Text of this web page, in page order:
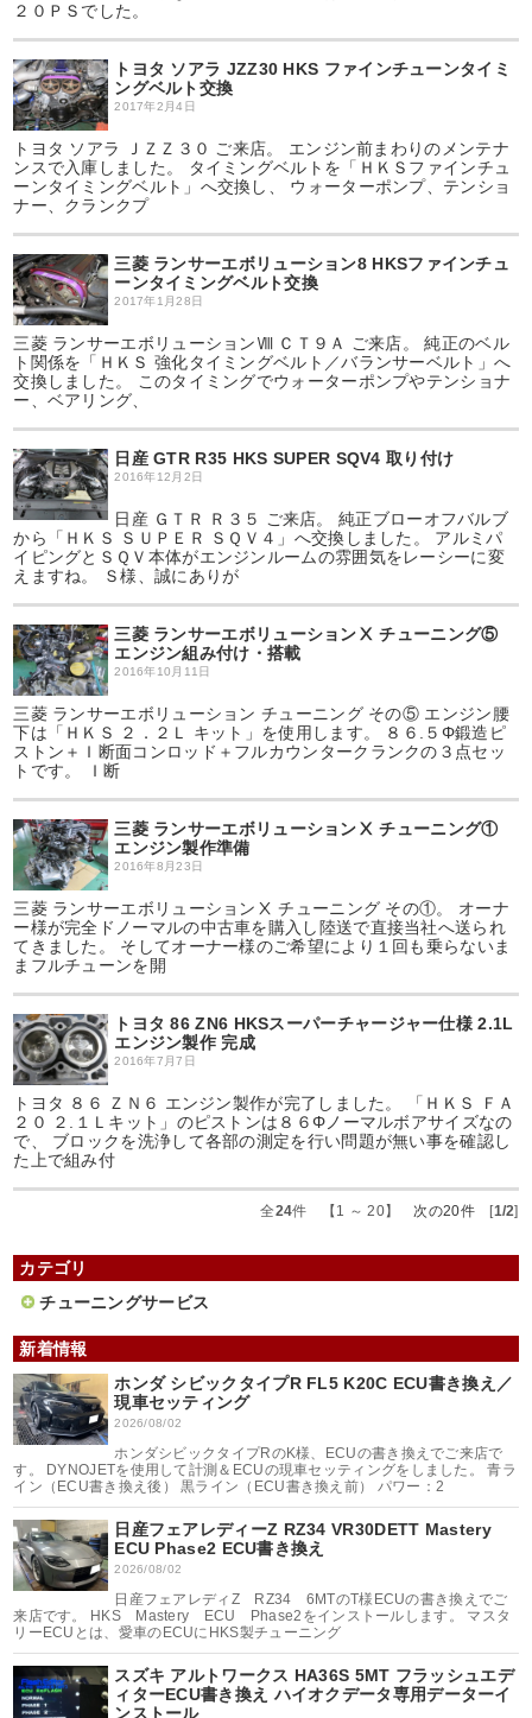
２０ＰＳでした。
トヨタ ソアラ JZZ30 HKS ファインチューンタイミ
ングベルト交換
2017年2月4日
トヨタ ソアラ ＪＺＺ３０ ご来店。 エンジン前まわりのメンテナ
ンスで入庫しました。 タイミングベルトを「ＨＫＳファインチュ
ーンタイミングベルト」へ交換し、 ウォーターポンプ、テンショ
ナー、クランクプ
三菱 ランサーエボリューション8 HKSファインチュ
ーンタイミングベルト交換
2017年1月28日
三菱 ランサーエボリューションⅧ ＣＴ９Ａ ご来店。 純正のベル
ト関係を「ＨＫＳ 強化タイミングベルト／バランサーベルト」へ
交換しました。 このタイミングでウォーターポンプやテンショナ
ー、ベアリング、
日産 GTR R35 HKS SUPER SQV4 取り付け
2016年12月2日
日産 ＧＴＲ Ｒ３５ ご来店。 純正ブローオフバルブ
から「ＨＫＳ ＳＵＰＥＲ ＳＱＶ４」へ交換しました。 アルミパ
イピングとＳＱＶ本体がエンジンルームの雰囲気をレーシーに変
えますね。 Ｓ様、誠にありが
三菱 ランサーエボリューションⅩ チューニング⑤
エンジン組み付け・搭載
2016年10月11日
三菱 ランサーエボリューション チューニング その⑤ エンジン腰
下は「ＨＫＳ ２．２Ｌ キット」を使用します。 ８６.５Φ鍛造ピ
ストン＋Ｉ断面コンロッド＋フルカウンタークランクの３点セッ
トです。 Ｉ断
三菱 ランサーエボリューションⅩ チューニング①
エンジン製作準備
2016年8月23日
三菱 ランサーエボリューションⅩ チューニング その①。 オーナ
ー様が完全ドノーマルの中古車を購入し陸送で直接当社へ送られ
てきました。 そしてオーナー様のご希望により１回も乗らないま
まフルチューンを開
トヨタ 86 ZN6 HKSスーパーチャージャー仕様 2.1L
エンジン製作 完成
2016年7月7日
トヨタ ８６ ＺＮ６ エンジン製作が完了しました。 「ＨＫＳ ＦＡ
２０ ２.１Ｌキット」のピストンは８６Φノーマルボアサイズなの
で、 ブロックを洗浄して各部の測定を行い問題が無い事を確認し
た上で組み付
全24件 【1 ～ 20】 次の20件[1/2]
カテゴリ
チューニングサービス
新着情報
ホンダ シビックタイプR FL5 K20C ECU書き換え／
現車セッティング
2026/08/02
ホンダシビックタイプRのK様、ECUの書き換えでご来店で
す。 DYNOJETを使用して計測＆ECUの現車セッティングをしました。 青ラ
イン（ECU書き換え後） 黒ライン（ECU書き換え前） パワー：2
日産フェアレディーZ RZ34 VR30DETT Mastery
ECU Phase2 ECU書き換え
2026/08/02
日産フェアレディZ RZ34 6MTのT様ECUの書き換えでご
来店です。 HKS Mastery ECU Phase2をインストールします。 マスタ
リーECUとは、愛車のECUにHKS製チューニング
スズキ アルトワークス HA36S 5MT フラッシュエデ
ィターECU書き換え ハイオクデータ専用データーイ
ンストール